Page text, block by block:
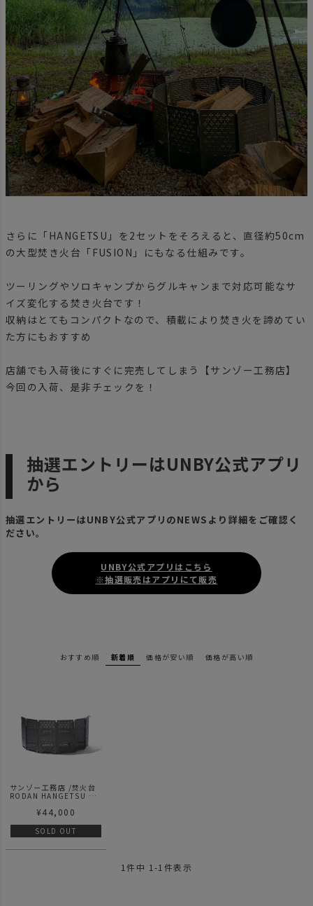
さらに「HANGETSU」を2セットをそろえると、直径約50cm
の大型焚き火台「FUSION」にもなる仕組みです。
ツーリングやソロキャンプからグルキャンまで対応可能なサ
イズ変化する焚き火台です！
収納はとてもコンパクトなので、積載により焚き火を諦めてい
た方にもおすすめ
店舗でも入荷後にすぐに完売してしまう【サンゾー工務店】
今回の入荷、是非チェックを！
抽選エントリーはUNBY公式アプリ
から
抽選エントリーはUNBY公式アプリのNEWSより詳細をご確認く
ださい。
UNBY公式アプリはこちら
※抽選販売はアプリにて販売
おすすめ順 新着順 価格が安い順 価格が高い順
サンゾー工務店 /焚火台
RODAN HANGETSU セ
BANNA¥44,000
SOLD OUT
1件中 1 -1 件表示